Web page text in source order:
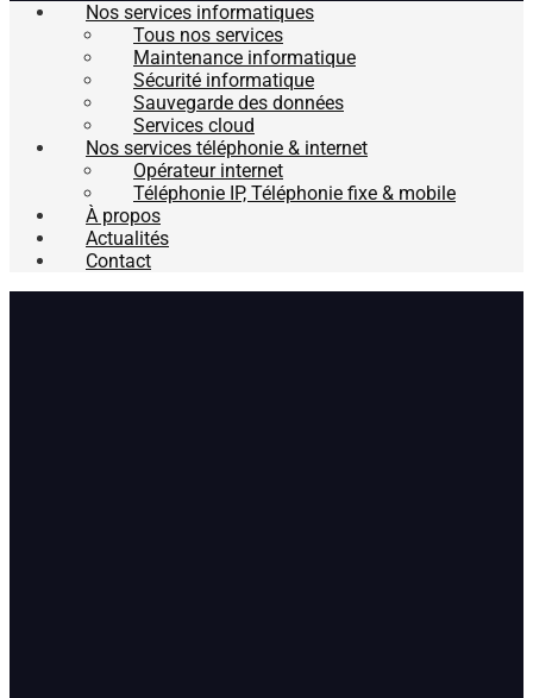
Nos services informatiques
Tous nos services
Maintenance informatique
Sécurité informatique
Sauvegarde des données
Services cloud
Nos services téléphonie & internet
Opérateur internet
Téléphonie IP, Téléphonie fixe & mobile
À propos
Actualités
Contact